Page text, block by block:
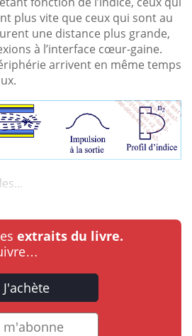
plus vite que ceux qui sont au
une distance plus grande,
à l’interface cœur-gaine.
arrivent en même temps
extraits du livre.
J'achète
m'abonne